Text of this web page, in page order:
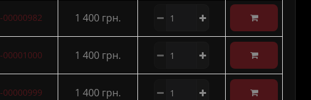
00000982 1 400 грн.
00001000 1 400 грн.
00000999 1 400 грн.